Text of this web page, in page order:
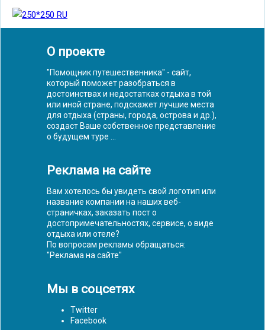
О проекте
"Помощник путешественника" - сайт,
который поможет разобраться в
достоинствах и недостатках отдыха в той
или иной стране, подскажет лучшие места
для отдыха (страны, города, острова и др.),
создаст Ваше собственное представление
о будущем туре ...
Реклама на сайте
Вам хотелось бы увидеть свой логотип или
название компании на наших веб-
страничках, заказать пост о
достопримечательностях, сервисе, о виде
отдыха или отеле?
По вопросам рекламы обращаться:
"Реклама на сайте"
Мы в соцсетях
Twitter
Facebook